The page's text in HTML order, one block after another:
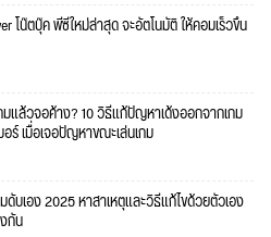
โน๊ตบุ๊ค พีซีใหม่ล่าสุด จะอัตโนมัติ ให้คอมเร็วขึ้น
มแล้วจอค้าง? 10 วิธีแก้ปัญหาเด้งออกจากเกม
ร์ เมื่อเจอปัญหาขณะเล่นเกม
เอง 2025 หาสาเหตุและวิธีแก้ไขด้วยตัวเอง
กัน